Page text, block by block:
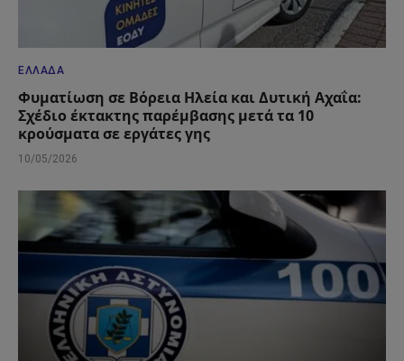
ΕΛΛΆΔΑ
Φυματίωση σε Βόρεια Ηλεία και Δυτική Αχαΐα:
Σχέδιο έκτακτης παρέμβασης μετά τα 10
κρούσματα σε εργάτες γης
10/05/2026